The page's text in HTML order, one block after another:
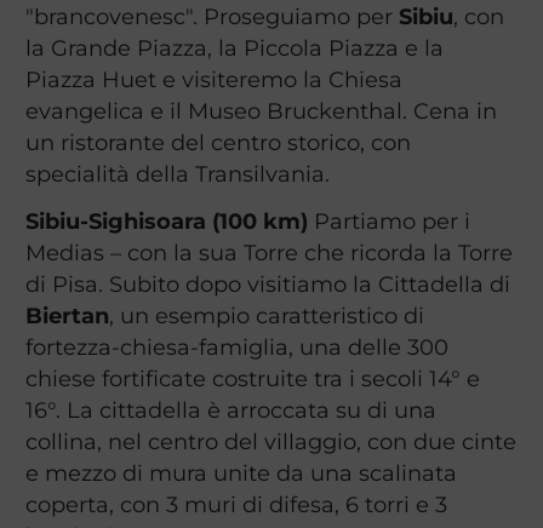
"brancovenesc". Proseguiamo per Sibiu, con
la Grande Piazza, la Piccola Piazza e la
Piazza Huet e visiteremo la Chiesa
evangelica e il Museo Bruckenthal. Cena in
un ristorante del centro storico, con
specialità della Transilvania.
Sibiu-Sighisoara (100 km) Partiamo per i
Medias – con la sua Torre che ricorda la Torre
di Pisa. Subito dopo visitiamo la Cittadella di
Biertan, un esempio caratteristico di
fortezza-chiesa-famiglia, una delle 300
chiese fortificate costruite tra i secoli 14° e
16°. La cittadella è arroccata su di una
collina, nel centro del villaggio, con due cinte
e mezzo di mura unite da una scalinata
coperta, con 3 muri di difesa, 6 torri e 3